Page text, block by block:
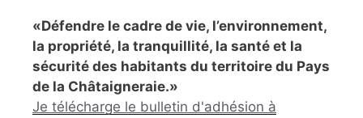
«Défendre le cadre de vie, l’environnement,
la propriété, la tranquillité, la santé et la
sécurité des habitants du territoire du Pays
de la Châtaigneraie.»
Je télécharge le bulletin d'adhésion à